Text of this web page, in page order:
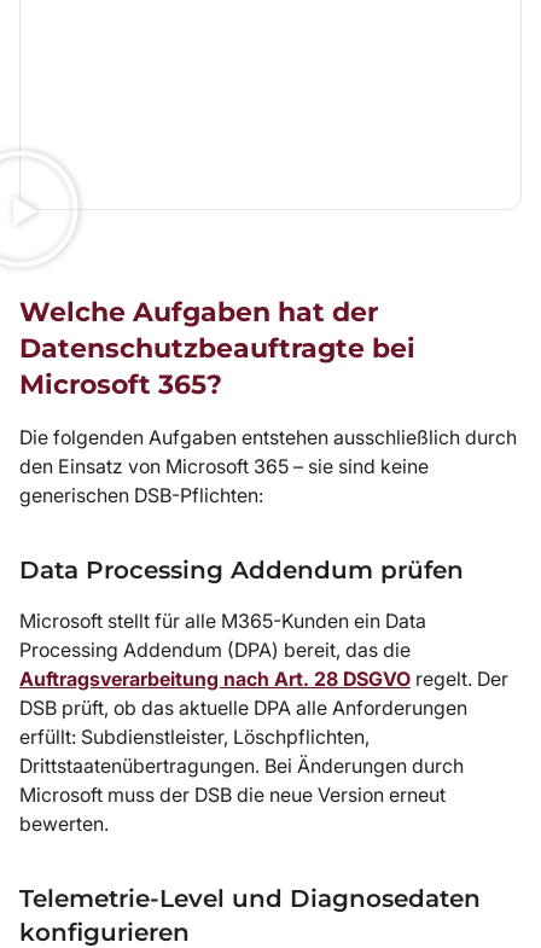
Welche Aufgaben hat der
Datenschutzbeauftragte bei
Microsoft 365?
Die folgenden Aufgaben entstehen ausschließlich durch
den Einsatz von Microsoft 365 – sie sind keine
generischen DSB-Pflichten:
Data Processing Addendum prüfen
Microsoft stellt für alle M365-Kunden ein Data
Processing Addendum (DPA) bereit, das die
Auftragsverarbeitung nach Art. 28 DSGVO regelt. Der
DSB prüft, ob das aktuelle DPA alle Anforderungen
erfüllt: Subdienstleister, Löschpflichten,
Drittstaatenübertragungen. Bei Änderungen durch
Microsoft muss der DSB die neue Version erneut
bewerten.
Telemetrie-Level und Diagnosedaten
konfigurieren